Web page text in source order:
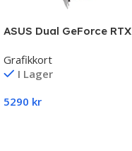
ASUS Dual GeForce RTX
Grafikkort
I Lager
5290 kr